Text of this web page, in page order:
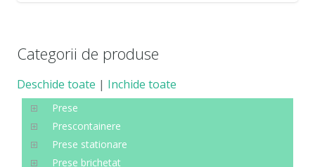
Categorii de produse
Deschide toate | Inchide toate
Prese
Prescontainere
Prese stationare
Prese brichetat